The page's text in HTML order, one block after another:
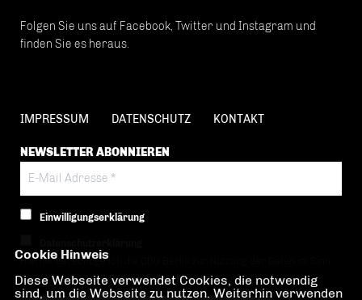
Folgen Sie uns auf Facebook, Twitter und Instagram und
finden Sie es heraus.
IMPRESSUM DATENSCHUTZ KONTAKT
NEWSLETTER ABONNIEREN
Einwilligungserklärung
Hiermit berechtige ich die CDU Berlin zur Nutzung der Daten im Sinn
der nachfolgenden Datenschutzerklärung.*
Cookie Hinweis
Diese Webseite verwendet Cookies, die notwendig
sind, um die Webseite zu nutzen. Weiterhin verwenden